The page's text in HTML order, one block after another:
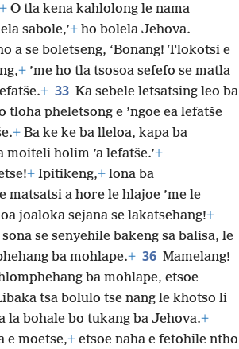
+ O tla kena kahlolong le nama
sabole,’+ ho bolela Jehova.
a se boletseng, ‘Bonang! Tlokotsi e
+ ’me ho tla tsosoa sefefo se matla
+ 33 Ka sebele letsatsing leo ba
pheletsong e ’ngoe ea lefatše
+ Ba ke ke ba lleloa, kapa ba
moiteli holim ’a lefatše.’+
+ Ipitikeng,+ lōna ba
matsatsi a hore le hlajoe ’me le
oa joaloka sejana se lakatsehang!+
se senyehile bakeng sa balisa, le
ba mohlape.+ 36 Mamelang!
ba mohlape, etsoe
tsa bolulo tse nang le khotso li
la bohale bo tukang ba Jehova.+
e moetse,+ etsoe naha e fetohile ntho